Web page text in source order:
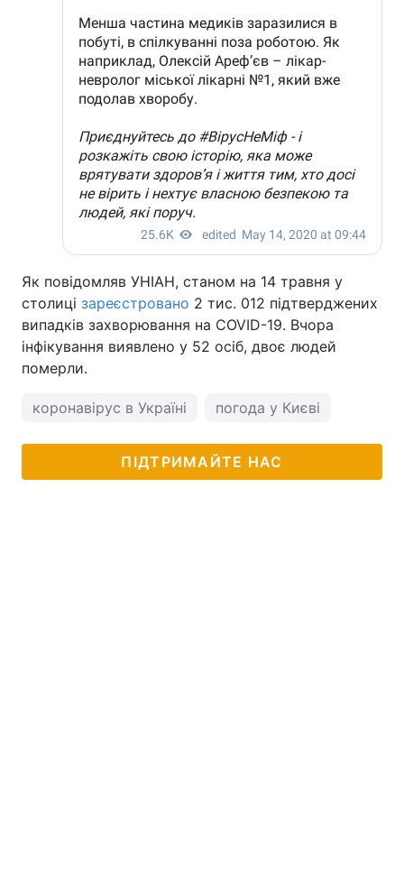
Як повідомляв УНІАН, станом на 14 травня у
столиці зареєстровано 2 тис. 012 підтверджених
випадків захворювання на COVID-19. Вчора
інфікування виявлено у 52 осіб, двоє людей
померли.
коронавірус в Україні погода у Києві
ПІДТРИМАЙТЕ НАС